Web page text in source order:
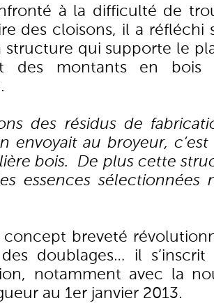
à la difficulté de
des cloisons, il a réfléchi
structure qui supporte le
des montants en bois
des résidus de
envoyait au broyeur,
bois. De plus cette
essences sélectionnées
concept breveté
doublages… il
notamment avec la
au 1er janvier 2013.